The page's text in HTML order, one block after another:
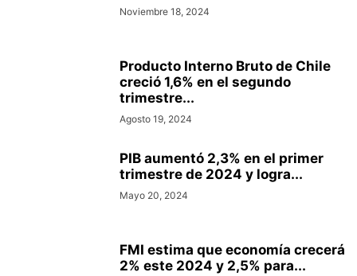
Noviembre 18, 2024
Producto Interno Bruto de Chile
creció 1,6% en el segundo
trimestre...
Agosto 19, 2024
PIB aumentó 2,3% en el primer
trimestre de 2024 y logra...
Mayo 20, 2024
FMI estima que economía crecerá
2% este 2024 y 2,5% para...